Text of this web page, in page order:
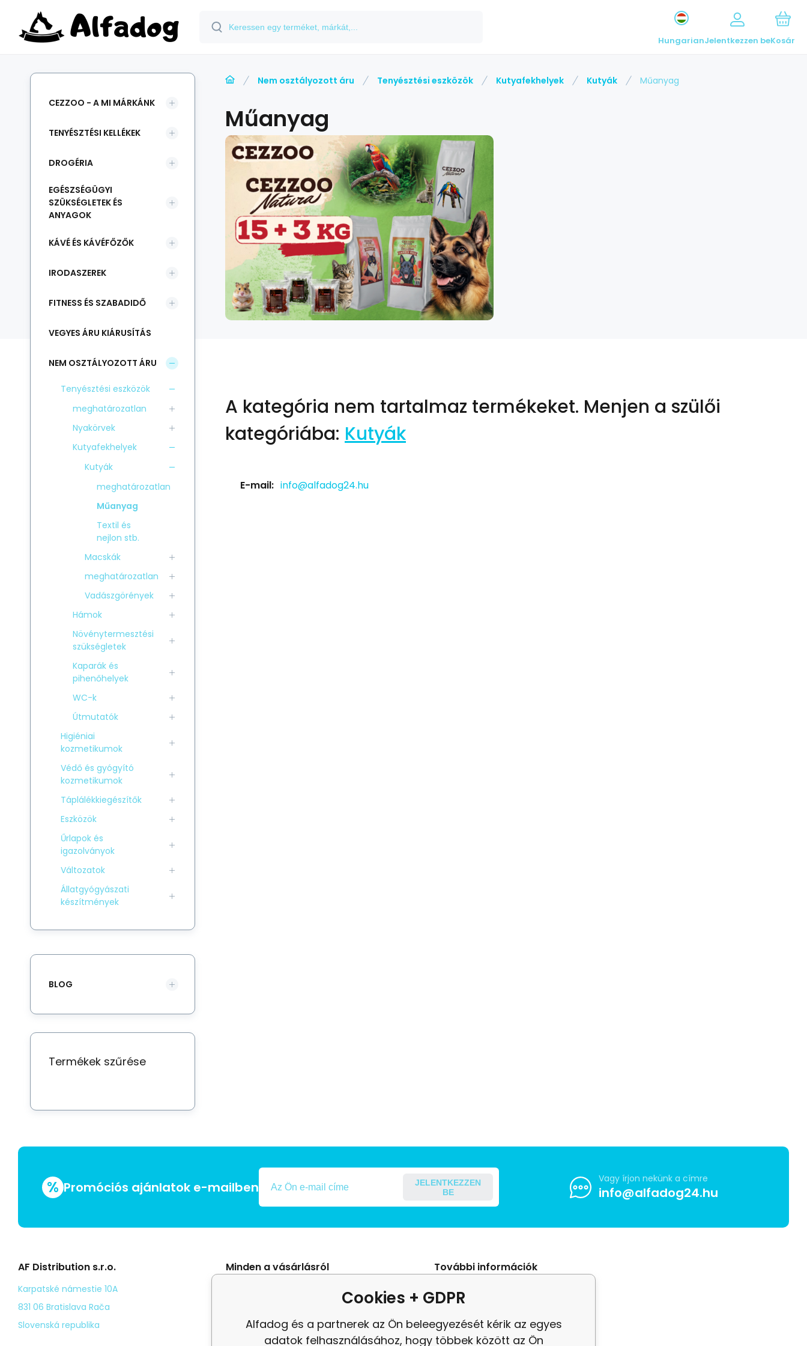
HungarianJelentkezzen beKosár
Nem osztályozott áru Tenyésztési eszközök Kutyafekhelyek Kutyák Műanyag
Műanyag
A kategória nem tartalmaz termékeket. Menjen a szülői
kategóriába: Kutyák
E-mail: info@alfadog24.hu
CEZZOO - A MI MÁRKÁNK
TENYÉSZTÉSI KELLÉKEK
DROGÉRIA
EGÉSZSÉGÜGYI
SZÜKSÉGLETEK ÉS
ANYAGOK
KÁVÉ ÉS KÁVÉFŐZŐK
IRODASZEREK
FITNESS ÉS SZABADIDŐ
VEGYES ÁRU KIÁRUSÍTÁS
NEM OSZTÁLYOZOTT ÁRU
Tenyésztési eszközök
meghatározatlan
Nyakörvek
Kutyafekhelyek
Kutyák
meghatározatlan
Műanyag
Textil és
nejlon stb.
Macskák
meghatározatlan
Vadászgörények
Hámok
Növénytermesztési
szükségletek
Kaparák és
pihenőhelyek
WC-k
Útmutatók
Higiéniai
kozmetikumok
Védő és gyógyító
kozmetikumok
Táplálékkiegészítők
Eszközök
Űrlapok és
igazolványok
Változatok
Állatgyógyászati
készítmények
BLOG
Termékek szűrése
% Promóciós ajánlatok e-mailben
JELENTKEZZEN
BE
Vagy írjon nekünk a címre
info@alfadog24.hu
AF Distribution s.r.o.
Karpatské námestie 10A
831 06 Bratislava Rača
Slovenská republika
Minden a vásárlásról
Személyes adatok védelme
Kézbesítés
További információk
panasz
Felülvizsgálat
Cookies + GDPR
Alfadog és a partnerek az Ön beleegyezését kérik az egyes
adatok felhasználásához, hogy többek között az Ön